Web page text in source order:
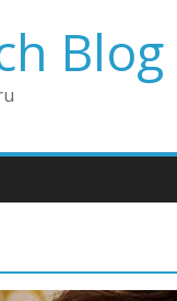
Blog